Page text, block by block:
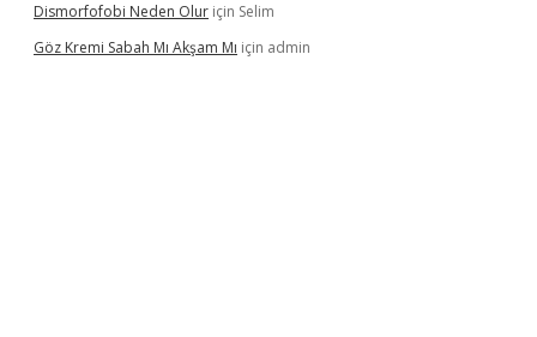
Dismorfofobi Neden Olur için Selim
Göz Kremi Sabah Mı Akşam Mı için admin